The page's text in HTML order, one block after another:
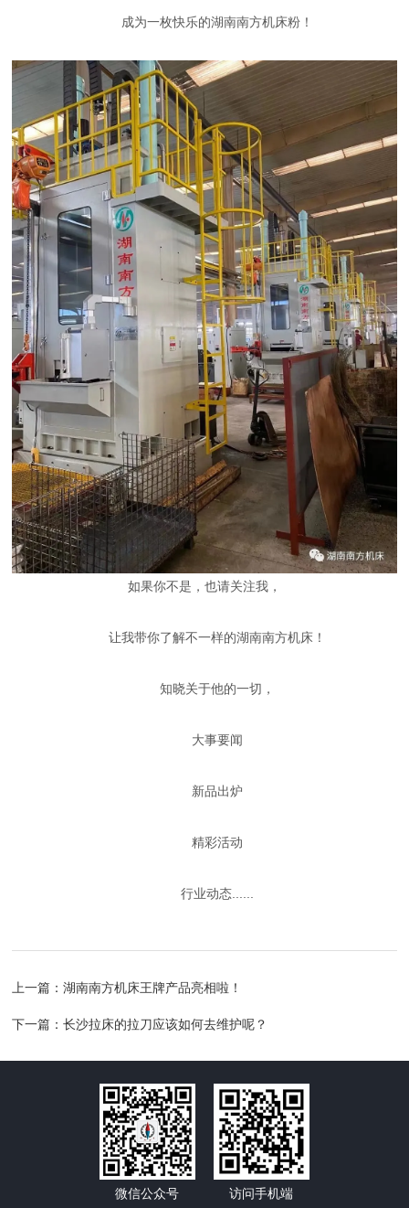
成为一枚快乐的湖南南方机床粉！
如果你不是，也请关注我，
让我带你了解不一样的湖南南方机床！
知晓关于他的一切，
大事要闻
新品出炉
精彩活动
行业动态......
上一篇：湖南南方机床王牌产品亮相啦！
下一篇：长沙拉床的拉刀应该如何去维护呢？
微信公众号 访问手机端